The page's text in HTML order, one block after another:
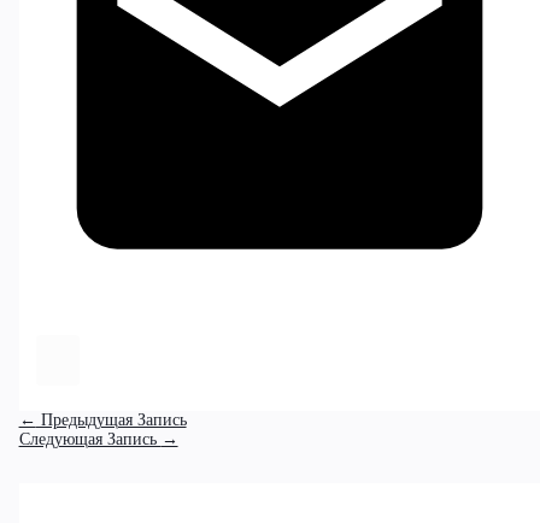
← Предыдущая Запись
Следующая Запись →